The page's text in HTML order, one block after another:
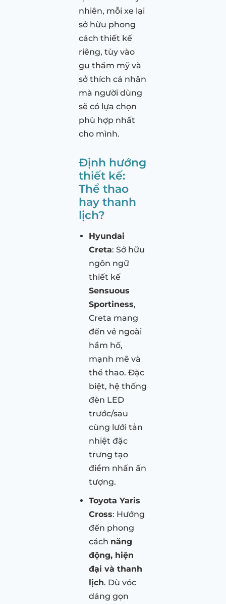
nhiên, mỗi xe lại
sở hữu phong
cách thiết kế
riêng, tùy vào
gu thẩm mỹ và
sở thích cá nhân
mà người dùng
sẽ có lựa chọn
phù hợp nhất
cho mình.
Định hướng
thiết kế:
Thể thao
hay thanh
lịch?
Hyundai
Creta: Sở hữu
ngôn ngữ
thiết kế
Sensuous
Sportiness,
Creta mang
đến vẻ ngoài
hầm hố,
mạnh mẽ và
thể thao. Đặc
biệt, hệ thống
đèn LED
trước/sau
cùng lưới tản
nhiệt đặc
trưng tạo
điểm nhấn ấn
tượng.
Toyota Yaris
Cross: Hướng
đến phong
cách năng
động, hiện
đại và thanh
lịch. Dù vóc
dáng gọn